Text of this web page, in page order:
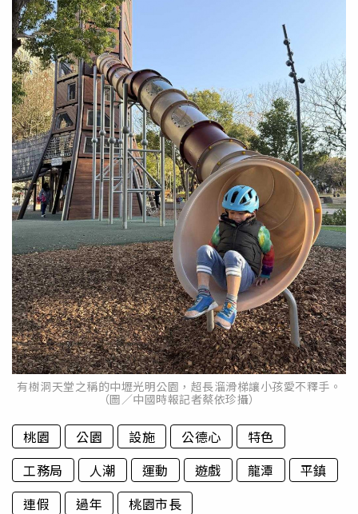
有樹洞天堂之稱的中壢光明公園，超長溜滑梯讓小孩愛不釋手。
（圖／中國時報記者蔡依珍攝）
桃園 公園 設施 公德心
特色
工務局
人潮 運動 遊戲 龍潭
平鎮
連假
過年 桃園市長